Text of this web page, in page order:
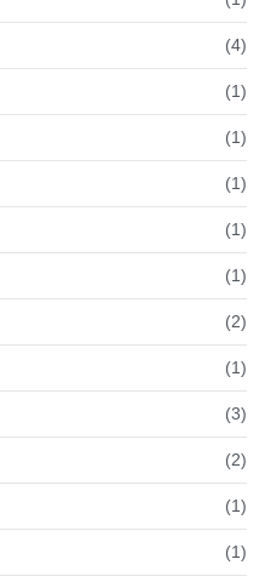
(4)
(1)
(1)
(1)
(1)
(1)
(2)
(1)
(3)
(2)
(1)
(1)